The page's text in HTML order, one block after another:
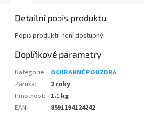
Detailní popis produktu
Popis produktu není dostupný
Doplňkové parametry
Kategorie: OCHRANNÉ POUZDRA
Záruka:
2 roky
Hmotnost:
1.1 kg
EAN: 8591194124242